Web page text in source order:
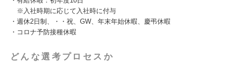
※入社時期に応じて入社時に付与
・週休2日制、・・祝、GW、年末年始休暇、慶弔休暇
・コロナ予防接種休暇
どんな選考プロセスか